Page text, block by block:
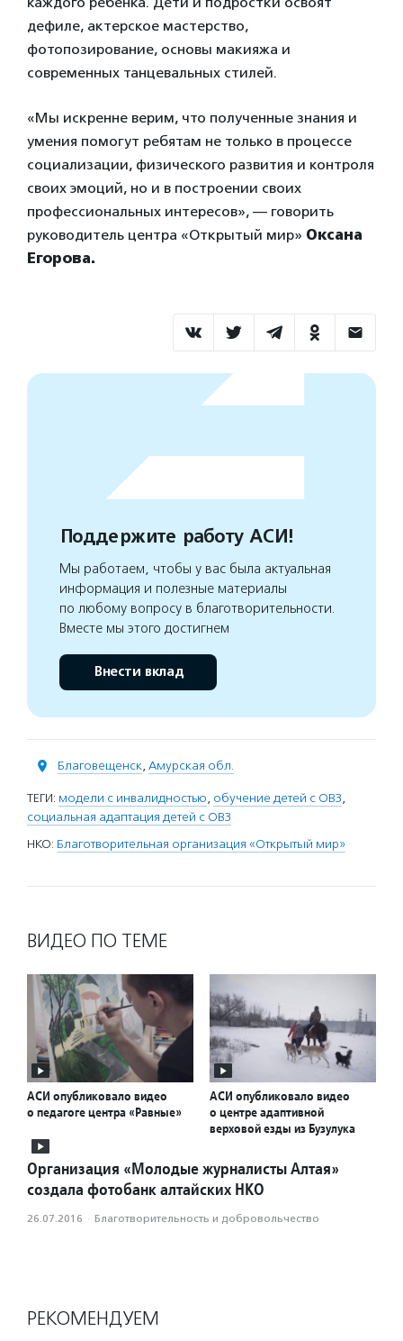
дефиле, актерское мастерство,
фотопозирование, основы макияжа и
современных танцевальных стилей.
«Мы искренне верим, что полученные знания и
умения помогут ребятам не только в процессе
социализации, физического развития и контроля
своих эмоций, но и в построении своих
профессиональных интересов», — говорить
руководитель центра «Открытый мир» Оксана
Егорова.
Поддержите работу АСИ!
Мы работаем, чтобы у вас была актуальная
информация и полезные материалы
по любому вопросу в благотворительности.
Вместе мы этого достигнем
Внести вклад
Благовещенск, Амурская обл.
ТЕГИ: модели с инвалидностью, обучение детей с ОВЗ,
социальная адаптация детей с ОВЗ
НКО: Благотворительная организация «Открытый мир»
ВИДЕО ПО ТЕМЕ
АСИ опубликовало видео
о педагоге центра «Равные»
АСИ опубликовало видео
о центре адаптивной
верховой езды из Бузулука
Организация «Молодые журналисты Алтая»
создала фотобанк алтайских НКО
26.07.2016 · Благотвори­тель­ность и доброволь­чест­во
РЕКОМЕНДУЕМ